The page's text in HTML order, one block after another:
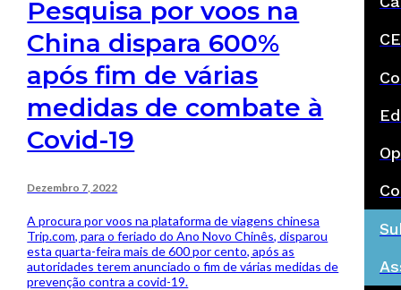
Pesquisa por voos na
China dispara 600%
após fim de várias
medidas de combate à
Covid-19
Dezembro 7, 2022
A procura por voos na plataforma de viagens chinesa
Trip.com, para o feriado do Ano Novo Chinês, disparou
esta quarta-feira mais de 600 por cento, após as
autoridades terem anunciado o fim de várias medidas de
prevenção contra a covid-19.